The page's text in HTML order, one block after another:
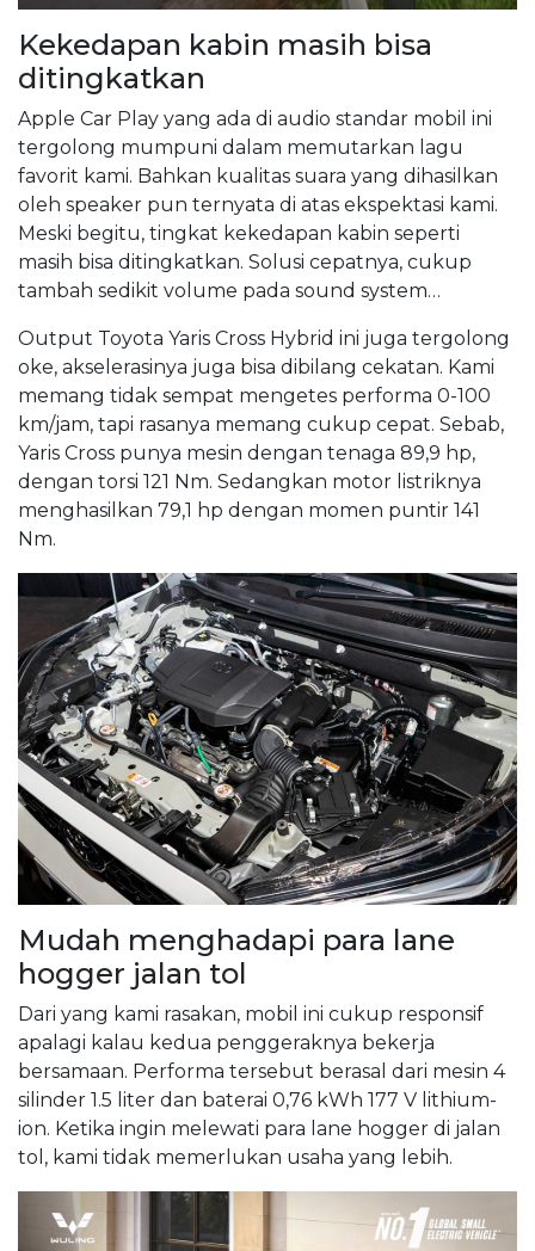
Kekedapan kabin masih bisa
ditingkatkan
Apple Car Play yang ada di audio standar mobil ini
tergolong mumpuni dalam memutarkan lagu
favorit kami. Bahkan kualitas suara yang dihasilkan
oleh speaker pun ternyata di atas ekspektasi kami.
Meski begitu, tingkat kekedapan kabin seperti
masih bisa ditingkatkan. Solusi cepatnya, cukup
tambah sedikit volume pada sound system…
Output Toyota Yaris Cross Hybrid ini juga tergolong
oke, akselerasinya juga bisa dibilang cekatan. Kami
memang tidak sempat mengetes performa 0-100
km/jam, tapi rasanya memang cukup cepat. Sebab,
Yaris Cross punya mesin dengan tenaga 89,9 hp,
dengan torsi 121 Nm. Sedangkan motor listriknya
menghasilkan 79,1 hp dengan momen puntir 141
Nm.
Mudah menghadapi para lane
hogger jalan tol
Dari yang kami rasakan, mobil ini cukup responsif
apalagi kalau kedua penggeraknya bekerja
bersamaan. Performa tersebut berasal dari mesin 4
silinder 1.5 liter dan baterai 0,76 kWh 177 V lithium-
ion. Ketika ingin melewati para lane hogger di jalan
tol, kami tidak memerlukan usaha yang lebih.